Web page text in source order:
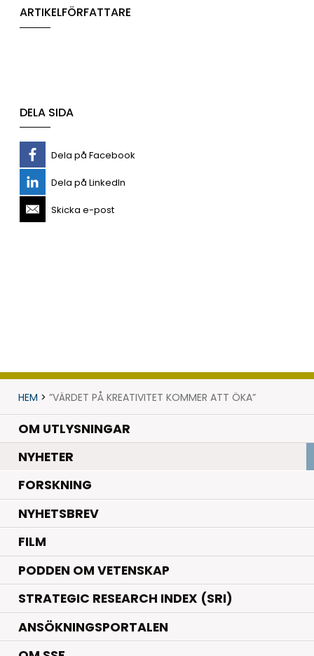
ARTIKELFÖRFATTARE
DELA SIDA
Dela på Facebook
Dela på LinkedIn
Skicka e-post
HEM > ”VÄRDET PÅ KREATIVITET KOMMER ATT ÖKA”
OM UTLYSNINGAR
NYHETER.
FORSKNING.
NYHETSBREV
FILM
PODDEN OM VETENSKAP
STRATEGIC RESEARCH INDEX (SRI)
ANSÖKNINGSPORTALEN